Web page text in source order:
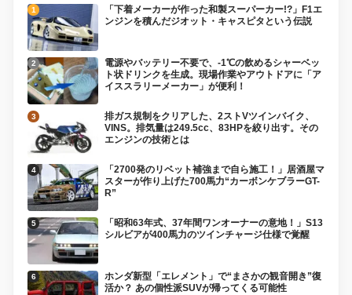
「下着メーカーが作った和製スーパーカー!?」F1エ
ンジンを積んだジオット・キャスピタという伝説
電源やバッテリー不要で、-1℃の飲めるシャーベッ
ト状ドリンクを生成。現場作業やアウトドアに「ア
イススラリーメーカー」が便利！
排ガス規制をクリアした、2ストVツインバイク、
VINS。排気量は249.5cc、83HPを絞り出す。その
エンジンの技術とは
「2700発のリベット補強まで自ら施工！」居酒屋マ
スターが作り上げた700馬力“カーボンケブラーGT-
R”
「昭和63年式、37年間ワンオーナーの意地！」S13
シルビアが400馬力のツインチャージ仕様で覚醒
ホンダ新型「エレメント」で“まさかの観音開き”復
活か？ あの個性派SUVが帰ってくる可能性